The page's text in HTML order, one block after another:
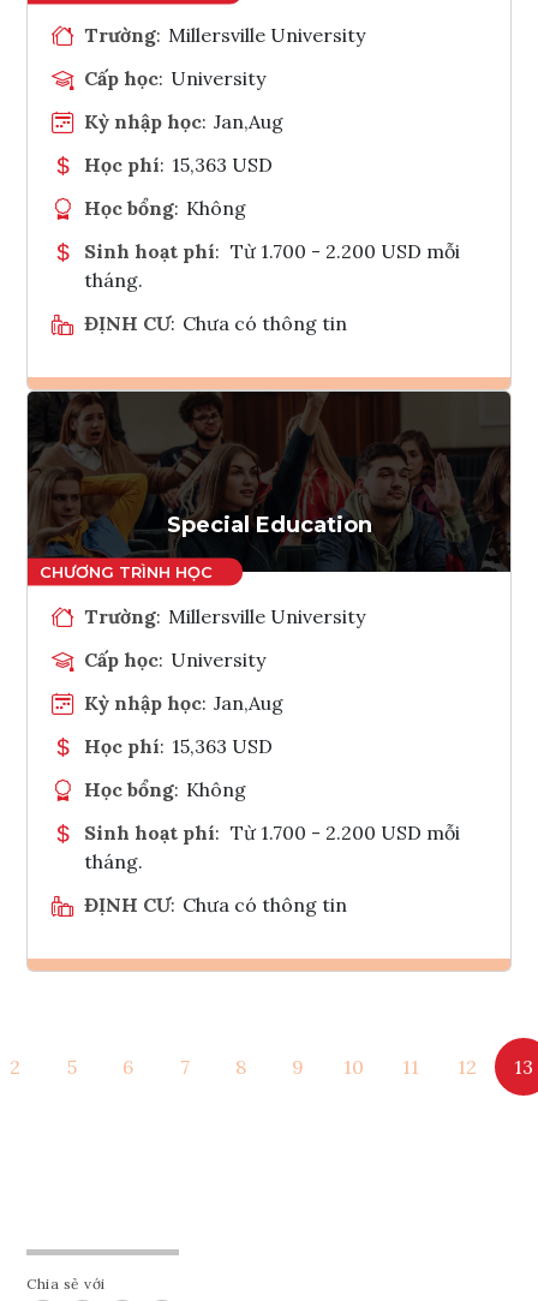
Trường: Millersville University
Cấp học: University
Kỳ nhập học: Jan,Aug
Học phí: 15,363 USD
Học bổng: Không
Sinh hoạt phí: Từ 1.700 - 2.200 USD mỗi
tháng.
ĐỊNH CƯ: Chưa có thông tin
Ghi danh
Tham vấn Interlink
Special Education
Trường: Millersville University
Cấp học: University
Kỳ nhập học: Jan,Aug
Học phí: 15,363 USD
Học bổng: Không
Sinh hoạt phí: Từ 1.700 - 2.200 USD mỗi
tháng.
ĐỊNH CƯ: Chưa có thông tin
Tham vấn Interlink
2 5 6 7 8 9 10 11 12 13
Chia sẻ với